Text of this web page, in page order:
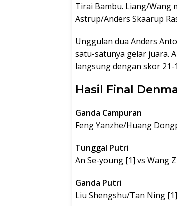
Tirai Bambu. Liang/Wang
Astrup/Anders Skaarup
Unggulan dua Anders
satu-satunya gelar juara.
langsung dengan skor 21-
Hasil Final
Ganda Campuran
Feng Yanzhe/Huang
Tunggal Putri
An Se-young [1] vs Wang
Ganda Putri
Liu Shengshu/Tan Ning